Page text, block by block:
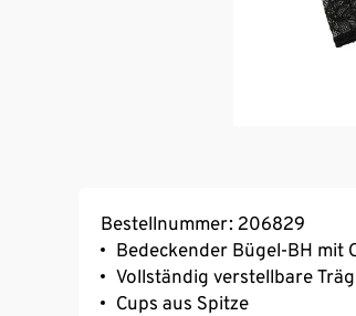
Bestellnummer: 206829
Bedeckender Bügel-BH mit
Vollständig verstellbare
Cups aus Spitze